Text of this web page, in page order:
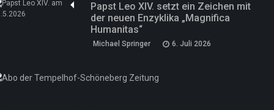
Papst Leo XIV. setzt ein Zeichen mit
der neuen Enzyklika „Magnifica
Humanitas“
Michael Springer 6. Juli 2026